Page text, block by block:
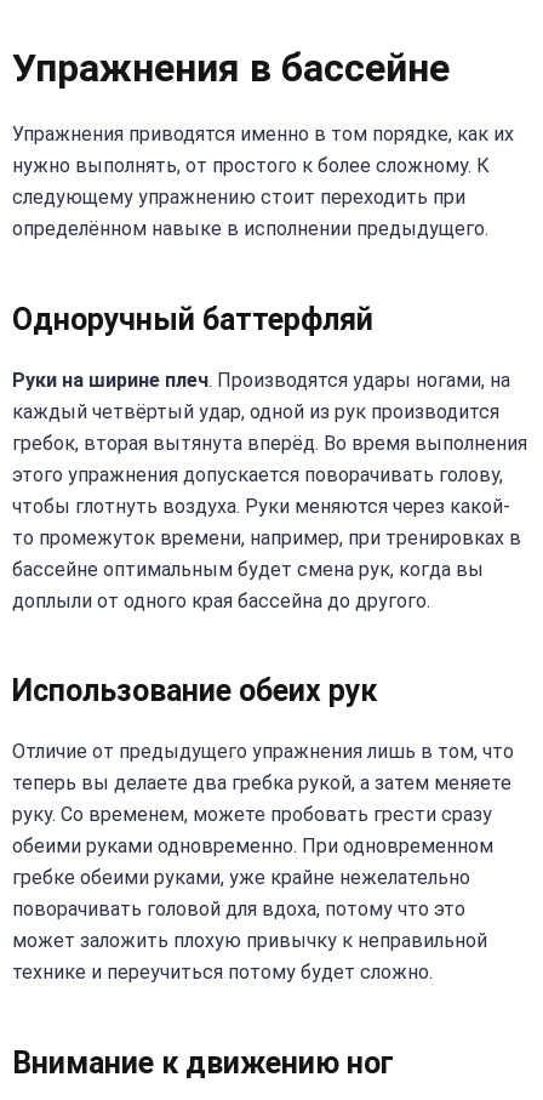
Упражнения в бассейне
Упражнения приводятся именно в том порядке, как их
нужно выполнять, от простого к более сложному. К
следующему упражнению стоит переходить при
определённом навыке в исполнении предыдущего.
Одноручный баттерфляй
Руки на ширине плеч. Производятся удары ногами, на
каждый четвёртый удар, одной из рук производится
гребок, вторая вытянута вперёд. Во время выполнения
этого упражнения допускается поворачивать голову,
чтобы глотнуть воздуха. Руки меняются через какой-
то промежуток времени, например, при тренировках в
бассейне оптимальным будет смена рук, когда вы
доплыли от одного края бассейна до другого.
Использование обеих рук
Отличие от предыдущего упражнения лишь в том, что
теперь вы делаете два гребка рукой, а затем меняете
руку. Со временем, можете пробовать грести сразу
обеими руками одновременно. При одновременном
гребке обеими руками, уже крайне нежелательно
поворачивать головой для вдоха, потому что это
может заложить плохую привычку к неправильной
технике и переучиться потому будет сложно.
Внимание к движению ног